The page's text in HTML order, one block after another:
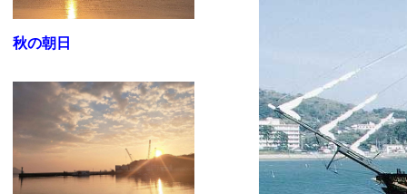
秋の朝日